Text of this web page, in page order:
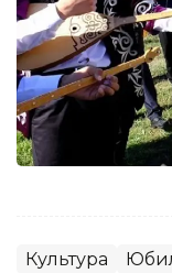
Культура